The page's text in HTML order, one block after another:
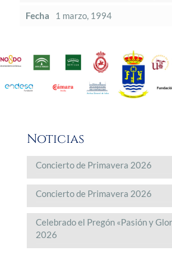
Fecha
1 marzo, 1994
Noticias
Concierto de Primavera 2026
Concierto de Primavera 2026
Celebrado el Pregón «Pasión y
2026